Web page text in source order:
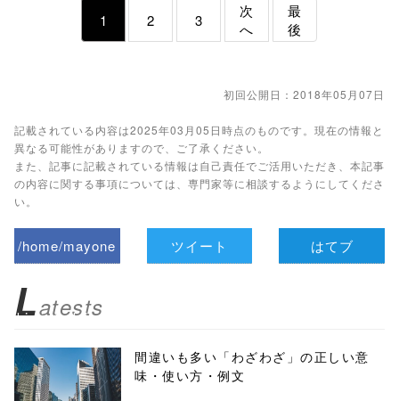
1 2 3
次
へ
最
後
初回公開日：2018年05月07日
記載されている内容は2025年03月05日時点のものです。現在の情報と
異なる可能性がありますので、ご了承ください。
また、記事に記載されている情報は自己責任でご活用いただき、本記事
の内容に関する事項については、専門家等に相談するようにしてくださ
い。
/home/mayone
biz.jp/public_ht
ml/wp-
content/themes
ツイート はてブ
Latests
間違いも多い「わざわざ」の正しい意
味・使い方・例文